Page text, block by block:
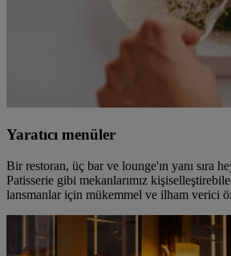
Yaratıcı menüler
Bir restoran, üç bar ve lounge'ın yanı sıra
Patisserie gibi mekanlarımız
lansmanlar için mükemmel ve ilham verici